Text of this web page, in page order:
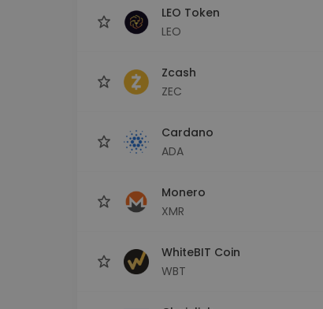
LEO Token
LEO
Zcash
ZEC
Cardano
ADA
Monero
XMR
WhiteBIT Coin
WBT